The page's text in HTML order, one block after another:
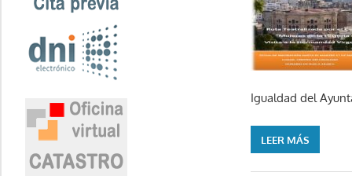
Igualdad del
LEER MÁS